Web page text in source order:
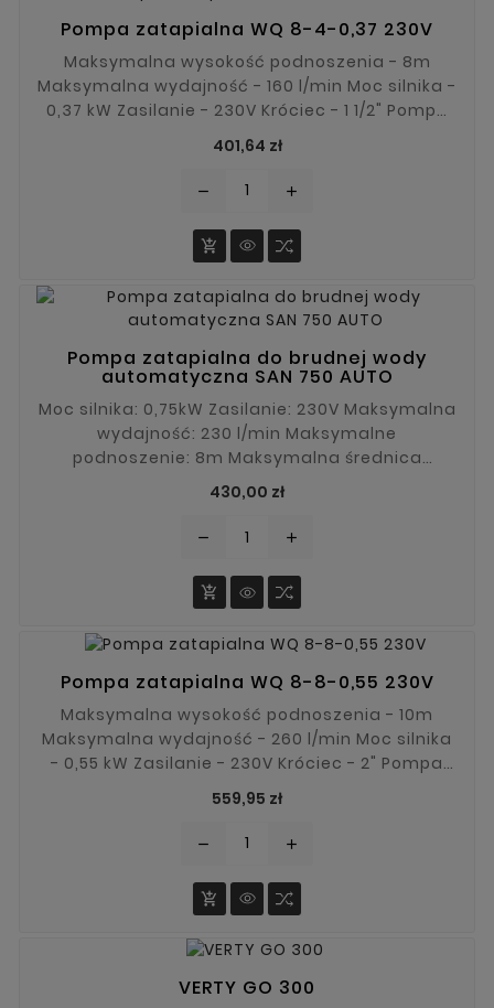
Pompa zatapialna WQ 8-4-0,37 230V
Maksymalna wysokość podnoszenia - 8m
Maksymalna wydajność - 160 l/min Moc silnika -
0,37 kW Zasilanie - 230V Króciec - 1 1/2" Pompa
zatapialna WQ 8-4-0,37 posiada szeroki zakres
zastosowania. Dzięki solidnej konstrukcji i
systemowi rozdrabniającemu będzie
zanieczyszczeń stałych itp.
401,64 złCena
remove add

Pompa zatapialna do brudnej wody
automatyczna SAN 750 AUTO
Moc silnika: 0,75kW Zasilanie: 230V Maksymalna
wydajność: 230 l/min Maksymalne
podnoszenie: 8m Maksymalna średnica
zanieczyszczeń: 25 mm Kabel fabryczny: 10 m
430,00 złCena
remove add

Pompa zatapialna WQ 8-8-0,55 230V
Maksymalna wysokość podnoszenia - 10m
Maksymalna wydajność - 260 l/min Moc silnika
- 0,55 kW Zasilanie - 230V Króciec - 2" Pompa
zatapialna WQ 8-8-0,55 posiada szeroki zakres
zastosowania. Dzięki solidnej konstrukcji i
systemowi rozdrabniającemu będzie
zanieczyszczeń stałych itp.
559,95 złCena
remove add

VERTY GO 300